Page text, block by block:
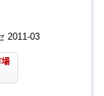
2011-03
場